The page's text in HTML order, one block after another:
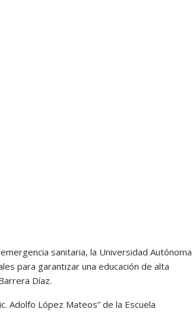
sanitaria, la Universidad Autónoma
para garantizar una educación de alta
Díaz.
Adolfo López Mateos” de la Escuela